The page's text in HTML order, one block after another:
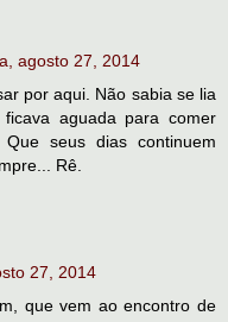
agosto 27, 2014
por aqui. Não sabia se lia
aguada para comer
seus dias continuem
Rê.
27, 2014
que vem ao encontro de